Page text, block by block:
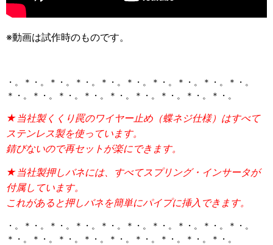
※動画は試作時のものです。
・。＊・。＊・。＊・。＊・。＊・。＊・。＊・。＊・。＊・。
＊・。＊・。＊・。＊・。＊・。＊・。＊・。＊・。＊・。
★当社製くくり罠のワイヤー止め（蝶ネジ仕様）はすべて
ステンレス製を使っています。
錆びないので再セットが楽にできます。
★当社製押しバネには、すべてスプリング・インサータが
付属しています。
これがあると押しバネを簡単にパイプに挿入できます。
・。＊・。＊・。＊・。＊・。＊・。＊・。＊・。＊・。＊・。
＊・。＊・。＊・。＊・。＊・。＊・。＊・。＊・。＊・。